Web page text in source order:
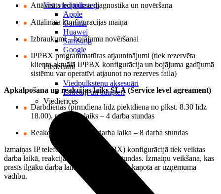
Visi viedpulksteņi
Apple
Garmin
Huawei
Samsung
Google
Piederumi
Viedpulksteņu aksesuāri
Lādētāji un adapteri
Viedierīces
Attālināta bojājuma diagnostika un novēršana
Attālināta konfigurācijas maiņa
Izbraukumi – bojājumu novēršanai
IPPBX programmatūras atjauninājumi (tiek rezervēta
klienta aktuālā IPPBX konfigurācija un bojājuma gadījumā
sistēmu var operatīvi atjaunot no rezerves faila)
Apkalpošana un reakcijas laiks SLA (Service level agreament)
Darbdienās (pirmdiena līdz piektdiena no plkst. 8.30 līdz
18.00), reakcijas laiks – 4 darba stundas
Reakcijas laiks ārpus darba laika – 8 darba stundas
Izmaiņas IP telefona centrāles (IPPBX) konfigurācijā tiek veiktas
darba laikā, reakcijas laiks – 3 darba stundas. Izmaiņu veikšana, kas
prasīs ilgāku darba laiku, tiks iepriekš saskaņota ar uzņēmuma
vadību.